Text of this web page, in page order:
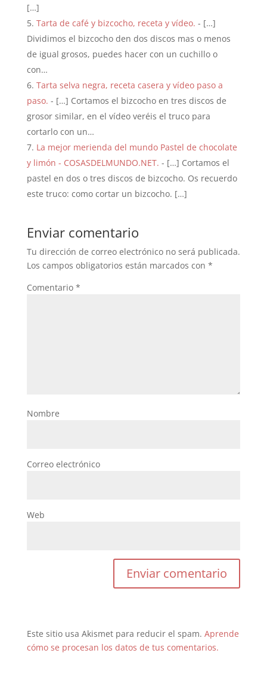
[…]
Tarta de café y bizcocho, receta y vídeo. - […]
Dividimos el bizcocho den dos discos mas o menos
de igual grosos, puedes hacer con un cuchillo o
con…
Tarta selva negra, receta casera y vídeo paso a
paso. - […] Cortamos el bizcocho en tres discos de
grosor similar, en el vídeo veréis el truco para
cortarlo con un…
La mejor merienda del mundo Pastel de chocolate
y limón - COSASDELMUNDO.NET. - […] Cortamos el
pastel en dos o tres discos de bizcocho. Os recuerdo
este truco: como cortar un bizcocho. […]
Enviar comentario
Tu dirección de correo electrónico no será publicada.
Los campos obligatorios están marcados con *
Comentario *
Nombre
Correo electrónico
Web
Este sitio usa Akismet para reducir el spam. Aprende
cómo se procesan los datos de tus comentarios.